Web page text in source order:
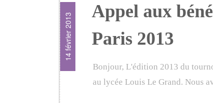
14 février 2013
Appel aux
Paris 2013
Bonjour, L'édition 2013 du
au lycée Louis Le Grand. Nous